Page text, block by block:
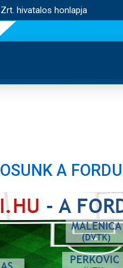
hivatalos honlapja
A